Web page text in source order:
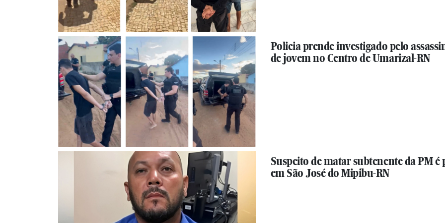
Policia prende investigado pelo
de jovem no Centro de Umarizal-RN
Suspeito de matar subtenente da PM é
em São José do Mipibu-RN